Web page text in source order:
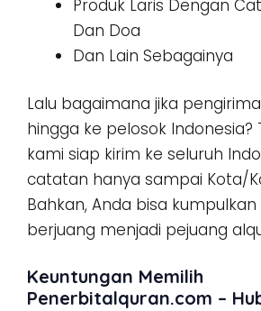
Produk Laris Dengan
Dan Doa
Dan Lain Sebagainya
Lalu bagaimana jika
hingga ke pelosok Indonesia?
kami siap kirim ke seluruh
catatan hanya sampai Kota/
Bahkan, Anda bisa
berjuang menjadi pejuang
Keuntungan Memilih
Penerbitalquran.com –